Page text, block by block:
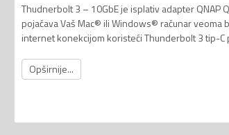
Thudnerbolt 3 – 10GbE je isplativ adapter QNAP
pojačava Vaš Mac® ili Windows® računar veoma
internet konekcijom koristeći Thunderbolt 3 tip-C
Opširnije...